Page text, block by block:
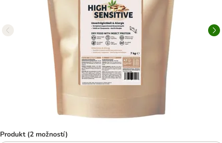
Produkt (2 možností)